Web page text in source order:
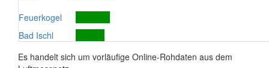
Feuerkogel
Bad Ischl
Es handelt sich um vorläufige Online-Rohdaten aus dem